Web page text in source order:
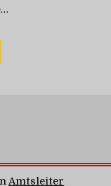
Amtsleiter